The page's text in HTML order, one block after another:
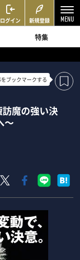
ログイン 新規登録
特集
ブックマークする
訪魔の強い決
～